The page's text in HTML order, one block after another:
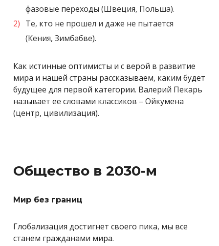
фазовые переходы (Швеция, Польша).
Те, кто не прошел и даже не пытается
(Кения, Зимбабве).
Как истинные оптимисты и с верой в развитие
мира и нашей страны рассказываем, каким будет
будущее для первой категории. Валерий Пекарь
называет ее словами классиков – Ойкумена
(центр, цивилизация).
Общество в 2030-м
Мир без границ
Глобализация достигнет своего пика, мы все
станем гражданами мира.